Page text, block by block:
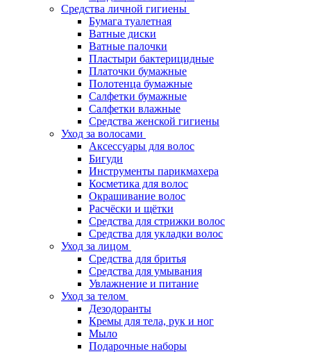
Средства личной гигиены
Бумага туалетная
Ватные диски
Ватные палочки
Пластыри бактерицидные
Платочки бумажные
Полотенца бумажные
Салфетки бумажные
Салфетки влажные
Средства женской гигиены
Уход за волосами
Аксессуары для волос
Бигуди
Инструменты парикмахера
Косметика для волос
Окрашивание волос
Расчёски и щётки
Средства для стрижки волос
Средства для укладки волос
Уход за лицом
Средства для бритья
Средства для умывания
Увлажнение и питание
Уход за телом
Дезодоранты
Кремы для тела, рук и ног
Мыло
Подарочные наборы